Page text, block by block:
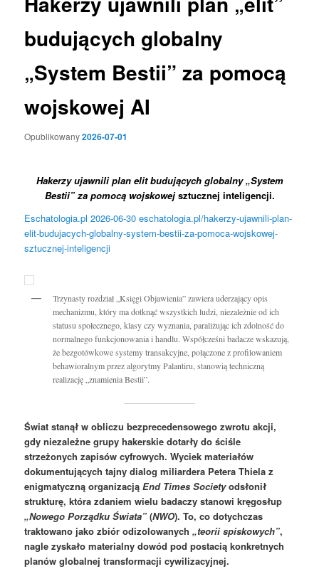
budujących globalny
„System Bestii” za pomocą
wojskowej AI
Opublikowany2026-07-01
Hakerzy ujawnili plan elit budujących globalny „System
Bestii” za pomocą wojskowejsztucznej inteligencji.
Eschatologia.pl 2026-06-30 eschatologia.pl/hakerzy-ujawnili-plan-
elit-budujacych-globalny-system-bestii-za-pomoca-wojskowej-
sztucznej-inteligencji
Trzynasty rozdział „Księgi Objawienia” zawiera uderzający opis
mechanizmu, który ma dotknąć wszystkich ludzi, niezależnie od ich
statusu społecznego, klasy czy wyznania, paraliżując ich zdolność do
normalnego funkcjonowania i handlu. Współcześni badacze wskazują,
że bezgotówkowe systemy transakcyjne, połączone z profilowaniem
behawioralnym przez algorytmy Palantiru, stanowią techniczną
realizację „znamienia Bestii”.
Świat stanął w obliczu bezprecedensowego zwrotu akcji,
gdy niezależne grupy hakerskie dotarły do ściśle
strzeżonych zapisów cyfrowych. Wyciek materiałów
dokumentujących tajny dialog miliardera Petera Thiela z
enigmatyczną organizacją End Times Societyodsłonił
strukturę, która zdaniem wielu badaczy stanowi kręgosłup
„Nowego Porządku Świata”(NWO). To, co dotychczas
traktowano jako zbiór odizolowanych„teorii spiskowych”,
nagle zyskało materialny dowód pod postacią konkretnych
planów globalnej transformacji cywilizacyjnej.